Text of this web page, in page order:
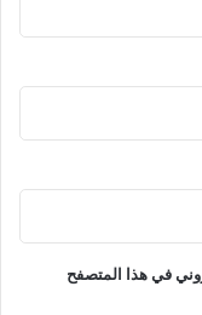
في هذا المتصفح